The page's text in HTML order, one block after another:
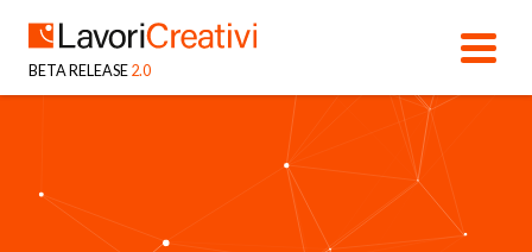
BETA RELEASE 2.0